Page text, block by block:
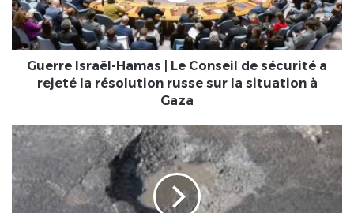
de
sécurité
a
rejeté
sur
à
Gaza
Guerre Israël-Hamas | Le Conseil de sécurité a
rejeté la résolution russe sur la situation à
Gaza
Togo
|
Inondations,
quartiers
embourbés,